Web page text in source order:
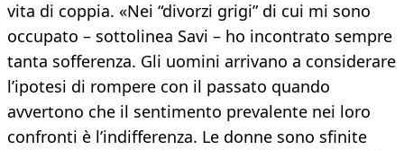
vita di coppia. «Nei “divorzi grigi” di cui mi sono
occupato – sottolinea Savi – ho incontrato sempre
tanta sofferenza. Gli uomini arrivano a considerare
l’ipotesi di rompere con il passato quando
avvertono che il sentimento prevalente nei loro
confronti è l’indifferenza. Le donne sono sfinite